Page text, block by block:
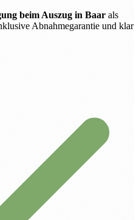
beim Auszug in Baar als
Abnahmegarantie und klar